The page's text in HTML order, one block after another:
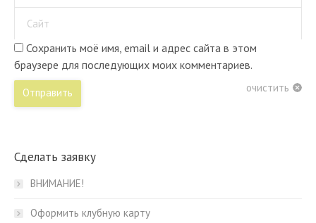
Сайт
Сохранить моё имя, email и адрес сайта в этом
браузере для последующих моих комментариев.
очистить
Отправить
Сделать заявку
ВНИМАНИЕ!
Оформить клубную карту